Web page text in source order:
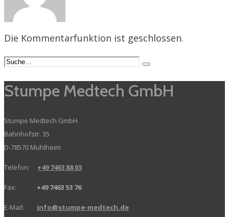
Die Kommentarfunktion ist geschlossen.
Stumpe Medtech GmbH
Stumpe Medtech GmbH
Bahnhofstr. 35
D-78570 Mühlheim
Telefon: +49 7463 88 03
Fax: +49 7463 53 76
E-Mail: info@stumpe-medtech.de